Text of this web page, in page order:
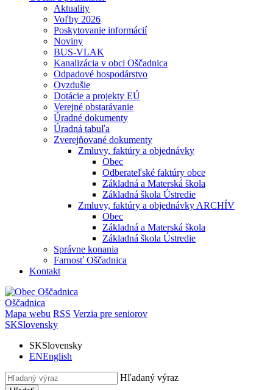
Aktuality
Voľby 2026
Poskytovanie informácií
Noviny
BUS-VLAK
Kanalizácia v obci Oščadnica
Odpadové hospodárstvo
Ovzdušie
Dotácie a projekty EÚ
Verejné obstarávanie
Úradné dokumenty
Úradná tabuľa
Zverejňované dokumenty
Zmluvy, faktúry a objednávky
Obec
Odberateľské faktúry obce
Základná a Materská škola
Základná škola Ústredie
Zmluvy, faktúry a objednávky ARCHÍV
Obec
Základná a Materská škola
Základná škola Ústredie
Správne konania
Farnosť Oščadnica
Kontakt
Oščadnica
Mapa webu RSS Verzia pre seniorov
SKSlovensky
SKSlovensky
ENEnglish
Hľadaný výraz